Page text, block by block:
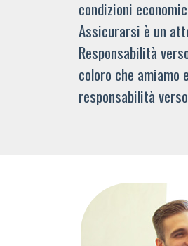
condizioni
Assicurarsi è un
Responsabilità
coloro che amiamo
responsabilità